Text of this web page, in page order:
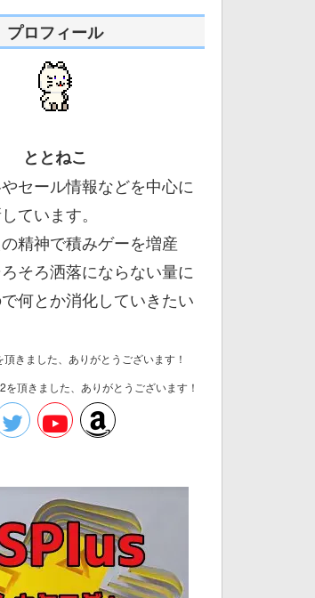
プロフィール
ととねこ
セール情報などを中心に
ています。
精神で積みゲーを増産
そろ洒落にならない量に
何とか消化していきたい
きました、ありがとうございます！
頂きました、ありがとうございます！